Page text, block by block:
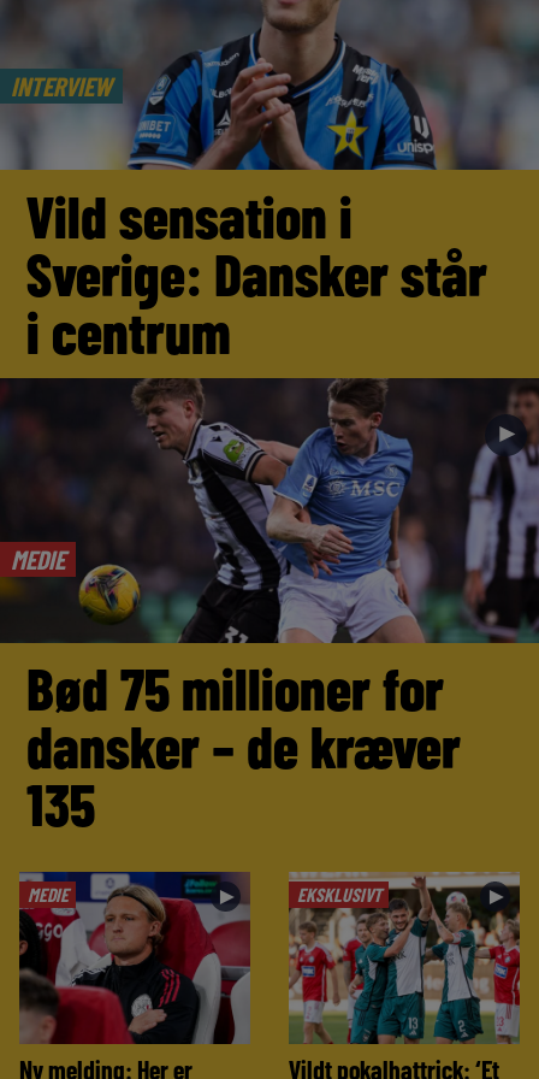
INTERVIEW
Vild sensation i
Sverige: Dansker står
i centrum
MEDIE
►
Bød 75 millioner for
dansker – de kræver
135
MEDIE ►
Ny melding: Her er
EKSKLUSIVT ►
Vildt pokalhattrick: ‘Et